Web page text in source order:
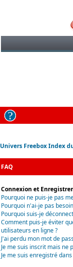
Univers Freebox Index
FAQ
Connexion et
Pourquoi ne puis-je pas
Pourquoi n'ai-je pas
Pourquoi suis-je
Comment puis-je éviter
utilisateurs en ligne ?
J'ai perdu mon mot de
Je me suis inscrit mais ne
Je me suis enregistré